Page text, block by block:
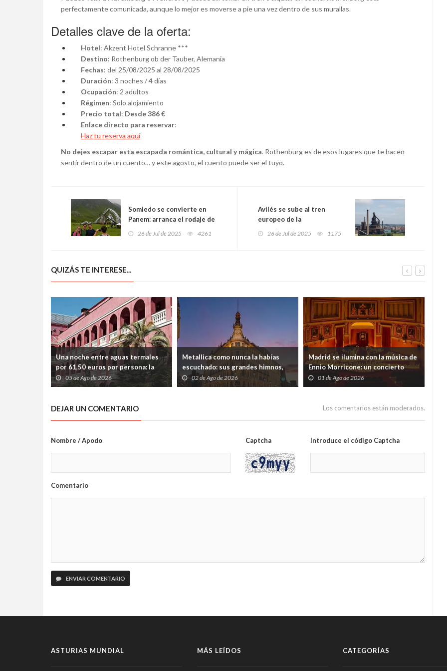
perfectamente comunicada, aunque lo mejor es moverse a pie una vez dentro de sus murallas.
Detalles clave de la oferta:
Hotel: Akzent Hotel Schranne ***
Destino: Rothenburg ob der Tauber, Alemania
Fechas: del 25/08/2025 al 28/08/2025
Duración: 3 noches / 4 días
Ocupación: 2 adultos
Régimen: Solo alojamiento
Precio total: Desde 386 €
Enlace directo para reservar:
Haz tu reserva aquí
No dejes escapar esta escapada romántica, cultural y mágica. Rothenburg es de esos lugares que te hacen
sentir dentro de un cuento… y este agosto, el cuento puede ser el tuyo.
Somiedo se convierte en
Panem: arranca el rodaje de
Los juegos del hambre en
26 de Jul de 2025 4261
Avilés se sube al tren
europeo de la
transformación industrial
26 de Jul de 2025 1175
QUIZÁS TE INTERESE...
Una noche entre aguas termales
por 61,50 euros por persona: la
escapada perfecta para
desconectar cerca de Barcelona
05 de Ago de 2026
Metallica como nunca la habías
escuchado: sus grandes himnos,
entre velas, en el Four Seasons de
Madrid
02 de Ago de 2026
Madrid se ilumina con la música de
Ennio Morricone: un concierto
entre miles de velas en el Ateneo
01 de Ago de 2026
DEJAR UN COMENTARIO Los comentarios están moderados.
Nombre / Apodo Captcha Introduce el código Captcha
Comentario
ENVIAR COMENTARIO
ASTURIAS MUNDIAL MÁS LEÍDOS CATEGORÍAS